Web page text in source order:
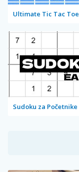
Ultimate Tic Tac Toe
Sudoku za Početnike